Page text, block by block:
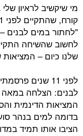
מי שיקשיב לראיון
לחשוב שהשיחה
שלנו כיום –
לפני 11 שנים
המציאות הדינמית
בדומה למים בנהר
הציבו אותו תמיד